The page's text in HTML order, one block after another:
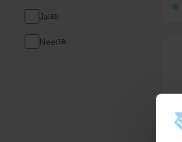
Ja (83)
Nee (38)